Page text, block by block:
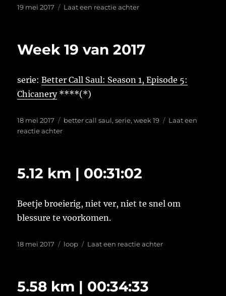
Geplaatst
19 mei 2017 Laat een reactie achterop
Week 19 van 2017
serie:Better Call Saul: Season 1, Episode 5:
Chicanery****(*)
Geplaatst
op
18 mei 2017 Tags
better call saul,serie,week 19
Laat een
reactie achterop
2017
5.12 km | 00:31:02
Beetje broeierig, niet ver, niet te snel om
blessure te voorkomen.
Geplaatst
18 mei 2017 Tags
loop Laat een reactie achterop
5.58 km | 00:34:33